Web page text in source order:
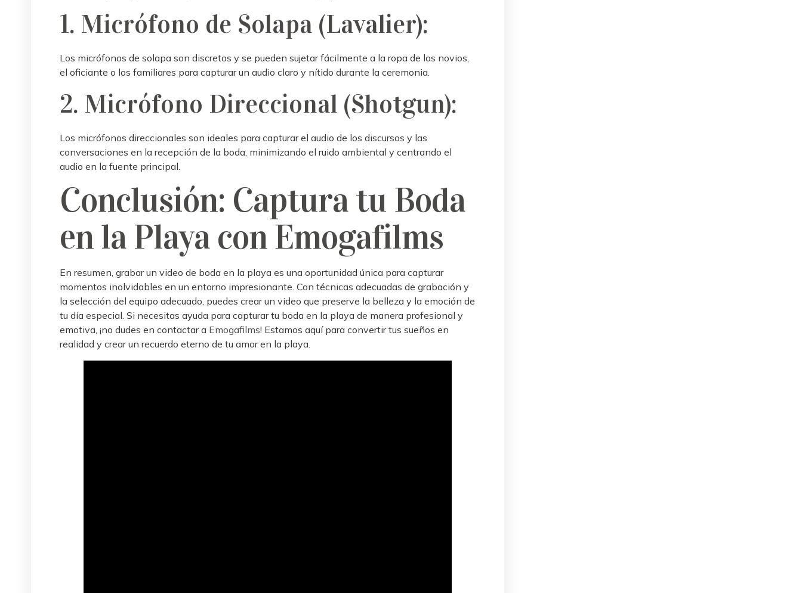
1. Micrófono de Solapa (Lavalier):
Los micrófonos de solapa son discretos y se pueden sujetar fácilmente a la ropa de los novios,
el oficiante o los familiares para capturar un audio claro y nítido durante la ceremonia.
2. Micrófono Direccional (Shotgun):
Los micrófonos direccionales son ideales para capturar el audio de los discursos y las
conversaciones en la recepción de la boda, minimizando el ruido ambiental y centrando el
audio en la fuente principal.
Conclusión: Captura tu Boda
en la Playa con Emogafilms
En resumen, grabar un video de boda en la playa es una oportunidad única para capturar
momentos inolvidables en un entorno impresionante. Con técnicas adecuadas de grabación y
la selección del equipo adecuado, puedes crear un video que preserve la belleza y la emoción de
tu día especial. Si necesitas ayuda para capturar tu boda en la playa de manera profesional y
emotiva, ¡no dudes en contactar a Emogafilms! Estamos aquí para convertir tus sueños en
realidad y crear un recuerdo eterno de tu amor en la playa.